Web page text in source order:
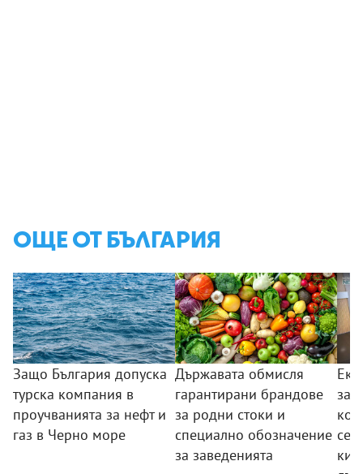
ОЩЕ ОТ БЪЛГАРИЯ
Защо България допуска
турска компания в
проучванията за нефт и
газ в Черно море
Държавата обмисля
гарантирани брандове
за родни стоки и
специално обозначение
за заведенията
за